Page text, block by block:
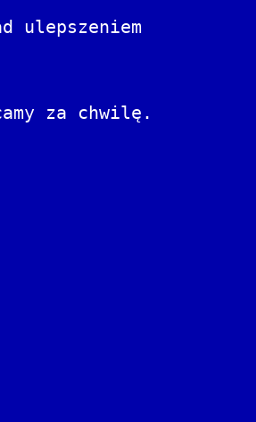
ulepszeniem
za chwilę.